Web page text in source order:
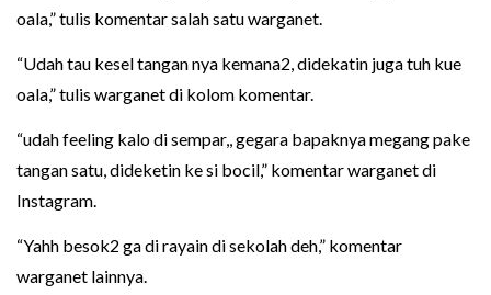
oala,” tulis komentar salah satu warganet.
“Udah tau kesel tangan nya kemana2, didekatin juga tuh kue
oala,” tulis warganet di kolom komentar.
“udah feeling kalo di sempar,, gegara bapaknya megang pake
tangan satu, dideketin ke si bocil,” komentar warganet di
Instagram.
“Yahh besok2 ga di rayain di sekolah deh,” komentar
warganet lainnya.